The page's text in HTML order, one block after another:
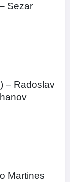
Sezar
– Radoslav
Martines